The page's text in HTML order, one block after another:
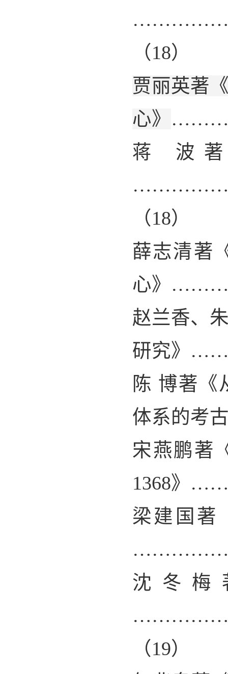
（18）
贾丽英著
心》
蒋 波
（18）
薛志清著
心》
赵兰香、
研究》
陈 博著
体系的
宋燕鹏著
1368》
梁建国著
沈冬梅
（19）